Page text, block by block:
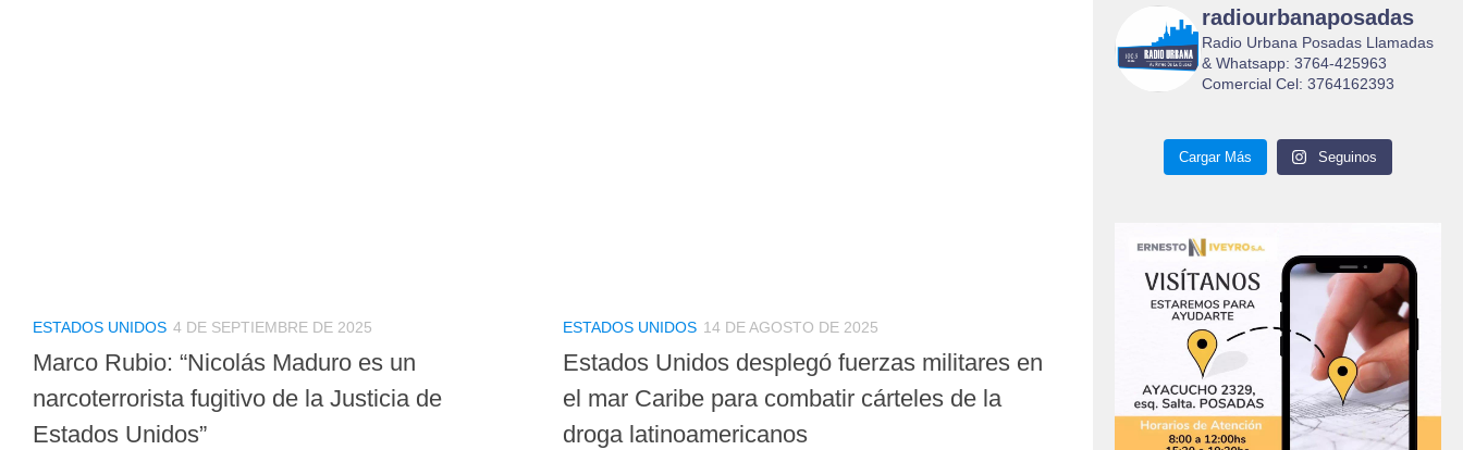
ESTADOS UNIDOS 4 DE SEPTIEMBRE DE 2025
Marco Rubio: “Nicolás Maduro es un
narcoterrorista fugitivo de la Justicia de
Estados Unidos”
ESTADOS UNIDOS 14 DE AGOSTO DE 2025
Estados Unidos desplegó fuerzas militares en
el mar Caribe para combatir cárteles de la
droga latinoamericanos
radiourbanaposadas
Radio Urbana Posadas Llamadas
& Whatsapp: 3764-425963
Comercial Cel: 3764162393
Cargar Más Seguinos